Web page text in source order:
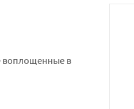
воплощенные в